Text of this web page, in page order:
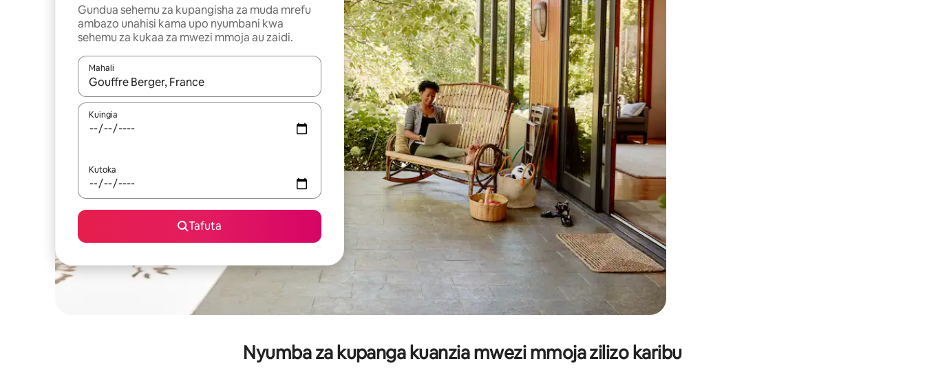
Gundua sehemu za kupangisha za muda mrefu
ambazo unahisi kama upo nyumbani kwa
sehemu za kukaa za mwezi mmoja au zaidi.
Mahali
Wakati matokeo yanapatikana, vinjari kwa kutumia vitufe vya vishale vya juu na chini au uchunguze kwa kugusa au kutelezesha kidole kwenye ishara.
Kuingia
Kutoka
Tafuta
Nyumba za kupanga kuanzia mwezi mmoja zilizo karibu